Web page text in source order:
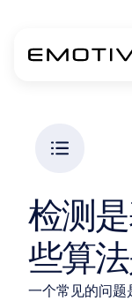
检测
些算
一个常见的问题